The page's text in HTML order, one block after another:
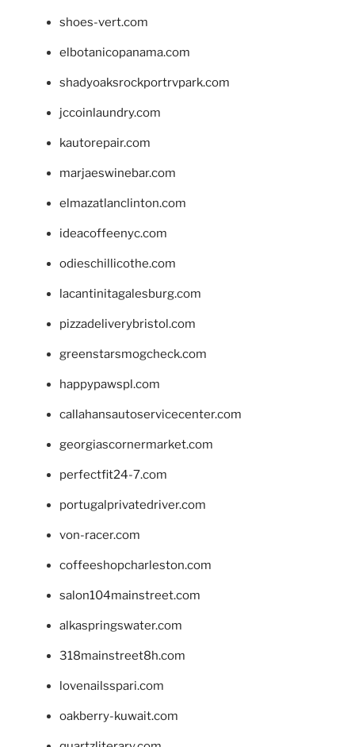
shoes-vert.com
elbotanicopanama.com
shadyoaksrockportrvpark.com
jccoinlaundry.com
kautorepair.com
marjaeswinebar.com
elmazatlanclinton.com
ideacoffeenyc.com
odieschillicothe.com
lacantinitagalesburg.com
pizzadeliverybristol.com
greenstarsmogcheck.com
happypawspl.com
callahansautoservicecenter.com
georgiascornermarket.com
perfectfit24-7.com
portugalprivatedriver.com
von-racer.com
coffeeshopcharleston.com
salon104mainstreet.com
alkaspringswater.com
318mainstreet8h.com
lovenailsspari.com
oakberry-kuwait.com